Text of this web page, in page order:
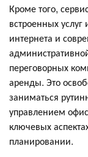
Кроме того,
встроенных услуг
интернета и
переговорных
аренды. Это
заниматься
управлением
ключевых
планировании.